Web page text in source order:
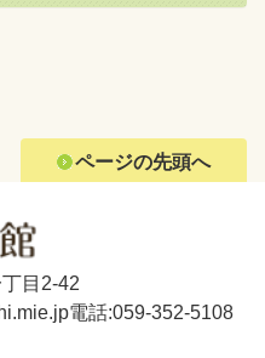
ページの先頭へ
目2-42
電話:059-352-5108